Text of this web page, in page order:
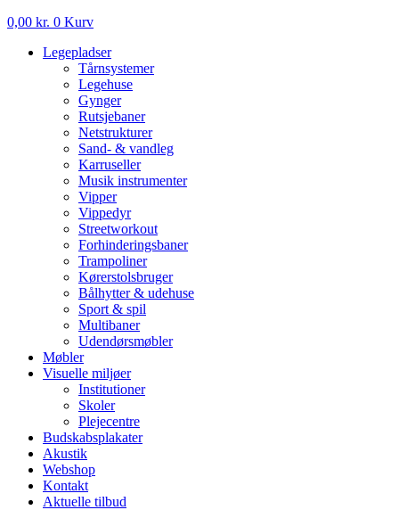
0,00 kr. 0 Kurv
Legepladser
Tårnsystemer
Legehuse
Gynger
Rutsjebaner
Netstrukturer
Sand- & vandleg
Karruseller
Musik instrumenter
Vipper
Vippedyr
Streetworkout
Forhinderingsbaner
Trampoliner
Kørerstolsbruger
Bålhytter & udehuse
Sport & spil
Multibaner
Udendørsmøbler
Møbler
Visuelle miljøer
Institutioner
Skoler
Plejecentre
Budskabsplakater
Akustik
Webshop
Kontakt
Aktuelle tilbud